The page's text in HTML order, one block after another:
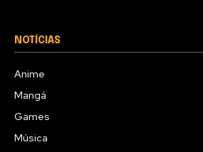
NOTÍCIAS
Anime
Mangá
Games
Música